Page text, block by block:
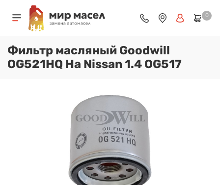
0
Фильтр масляный Goodwill
OG521HQ На Nissan 1.4 OG517